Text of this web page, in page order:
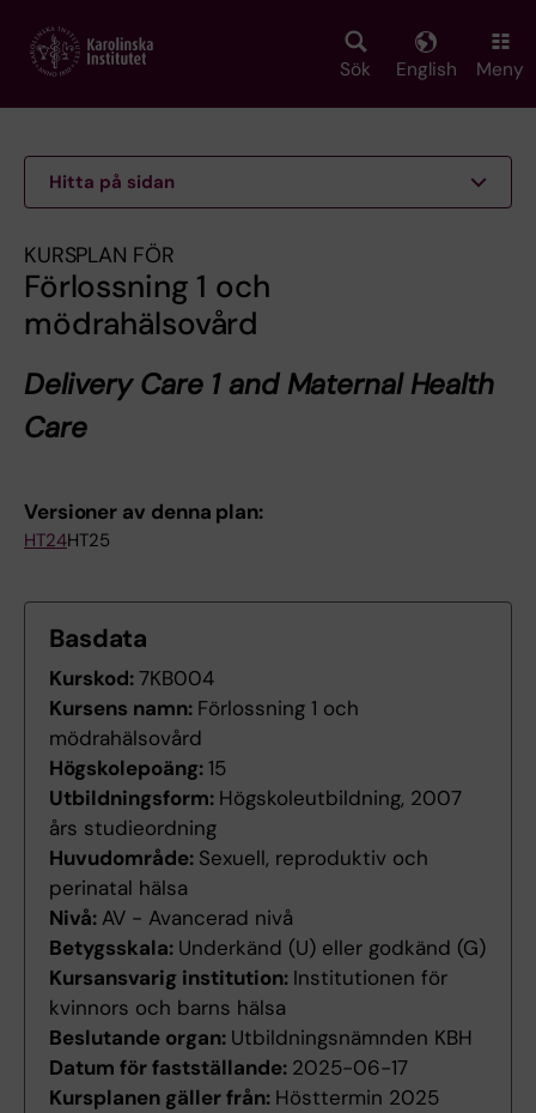
main
Sök English Meny
Hitta på sidan
KURSPLAN FÖR
Förlossning 1 och
mödrahälsovård
Delivery Care 1 and Maternal Health
Care
Versioner av denna plan:
HT24HT25
Basdata
Kurskod:7KB004
Kursens namn: Förlossning 1 och
mödrahälsovård
Högskolepoäng:15
Utbildningsform: Högskoleutbildning, 2007
års studieordning
Huvudområde: Sexuell, reproduktiv och
perinatal hälsa
Nivå: AV - Avancerad nivå
Betygsskala: Underkänd (U) eller godkänd (G)
Kursansvarig institution: Institutionen för
kvinnors och barns hälsa
Beslutande organ: Utbildningsnämnden KBH
Datum för fastställande: 2025-06-17
Kursplanen gäller från: Hösttermin 2025